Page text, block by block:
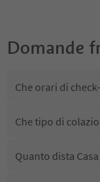
Domande
Che orari di
Che tipo di
Quanto dista